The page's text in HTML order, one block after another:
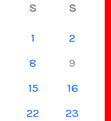
S S
1
2
8
9
15
16
22
23